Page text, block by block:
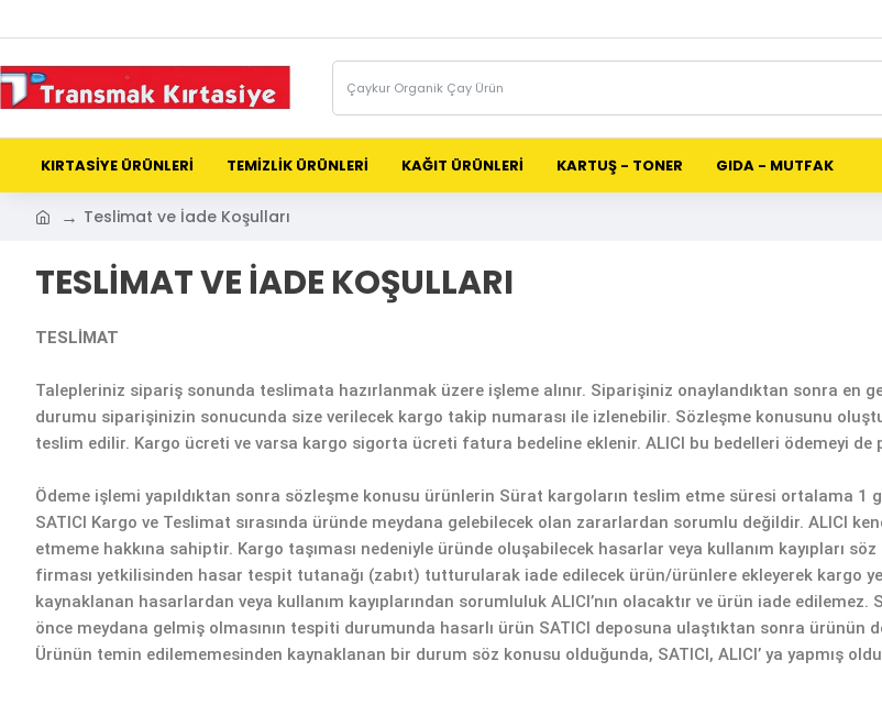
KIRTASİYE ÜRÜNLERİ TEMİZLİK ÜRÜNLERİ KAĞIT ÜRÜNLERİ KARTUŞ - TONER GIDA - MUTFAK
Teslimat ve İade Koşulları
TESLIMAT VE İADE KOŞULLARI
TESLİMAT
Talepleriniz sipariş sonunda teslimata hazırlanmak üzere işleme alınır. Siparişiniz onaylandıktan sonra
durumu siparişinizin sonucunda size verilecek kargo takip numarası ile izlenebilir. Sözleşme konusunu
teslim edilir. Kargo ücreti ve varsa kargo sigorta ücreti fatura bedeline eklenir. ALICI bu bedelleri ödemeyi de
Ödeme işlemi yapıldıktan sonra sözleşme konusu ürünlerin Sürat kargoların teslim etme süresi ortalama 1
SATICI Kargo ve Teslimat sırasında üründe meydana gelebilecek olan zararlardan sorumlu değildir. ALICI
etmeme hakkına sahiptir. Kargo taşıması nedeniyle üründe oluşabilecek hasarlar veya kullanım kayıpları
firması yetkilisinden hasar tespit tutanağı (zabıt) tutturularak iade edilecek ürün/ürünlere ekleyerek kargo
kaynaklanan hasarlardan veya kullanım kayıplarından sorumluluk ALICI’nın olacaktır ve ürün iade
önce meydana gelmiş olmasının tespiti durumunda hasarlı ürün SATICI deposuna ulaştıktan sonra
Ürünün temin edilememesinden kaynaklanan bir durum söz konusu olduğunda, SATICI, ALICI’ ya yapmış